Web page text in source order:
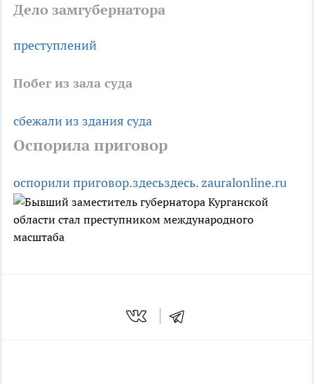
Дело замгубернатора
преступлений
Побег из зала суда
сбежали из здания суда
Оспорила приговор
оспорили приговор.здесьздесь.zauralonline.ru